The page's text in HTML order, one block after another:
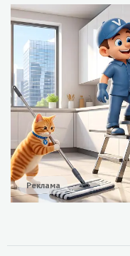
Реклама